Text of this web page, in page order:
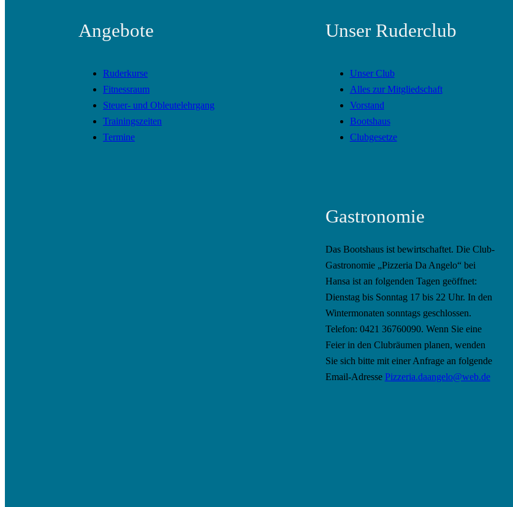
Angebote
Ruderkurse
Fitnessraum
Steuer- und Obleutelehrgang
Trainingszeiten
Termine
Unser Ruderclub
Unser Club
Alles zur Mitgliedschaft
Vorstand
Bootshaus
Clubgesetze
Gastronomie
Das Bootshaus ist bewirtschaftet. Die Club-
Gastronomie „Pizzeria Da Angelo“ bei
Hansa ist an folgenden Tagen geöffnet:
Dienstag bis Sonntag 17 bis 22 Uhr. In den
Wintermonaten sonntags geschlossen.
Telefon: 0421 36760090. Wenn Sie eine
Feier in den Clubräumen planen, wenden
Sie sich bitte mit einer Anfrage an folgende
Email-Adresse Pizzeria.daangelo@web.de